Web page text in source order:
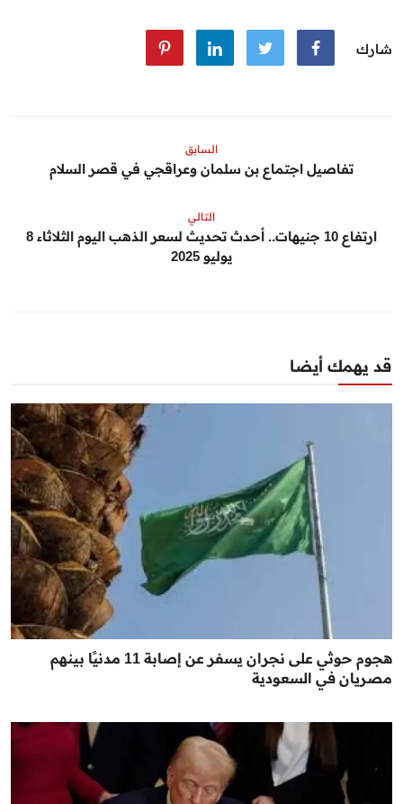
شارك
السابق
تفاصيل اجتماع بن سلمان وعراقجي في قصر السلام
التالي
ارتفاع 10 جنيهات.. أحدث تحديث لسعر الذهب اليوم الثلاثاء 8
يوليو 2025
قد يهمك أيضا
هجوم حوثي على نجران يسفر عن إصابة 11 مدنيًا بينهم
مصريان في السعودية